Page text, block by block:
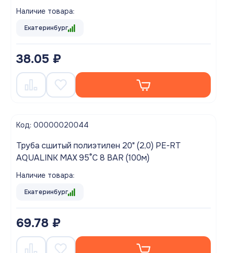
Наличие товара:
Екатеринбург
38.05 ₽
Код: 00000020044
Труба сшитый полиэтилен 20" (2,0) PE-RT
AQUALINK MAX 95°C 8 BAR (100м)
Наличие товара:
Екатеринбург
69.78 ₽